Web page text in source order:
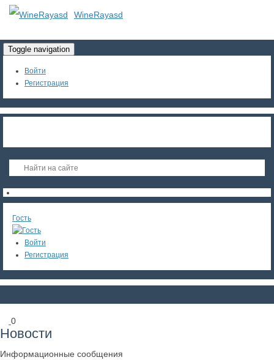
WineRayasd
Toggle navigation
Войти
Регистрация
Гость
Войти
Регистрация
0
Новости
Информационные сообщения